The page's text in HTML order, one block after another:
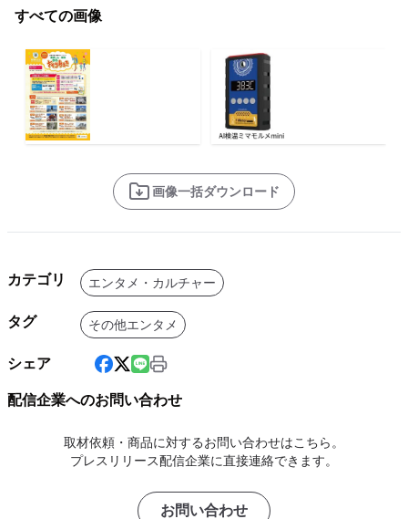
すべての画像
画像一括ダウンロード
カテゴリ エンタメ・カルチャー
タグ その他エンタメ
シェア
配信企業へのお問い合わせ
取材依頼・商品に対するお問い合わせはこちら。
プレスリリース配信企業に直接連絡できます。
お問い合わせ